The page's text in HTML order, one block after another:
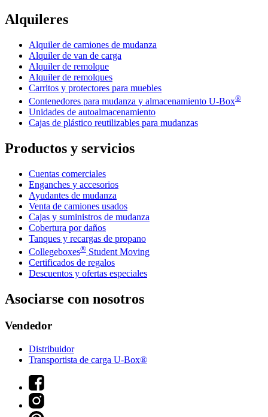
Alquileres
Alquiler de camiones de mudanza
Alquiler de van de carga
Alquiler de remolque
Alquiler de remolques
Carritos y protectores para muebles
Contenedores para mudanza y almacenamiento U-Box®
Unidades de autoalmacenamiento
Cajas de plástico reutilizables para mudanzas
Productos y servicios
Cuentas comerciales
Enganches y accesorios
Ayudantes de mudanza
Venta de camiones usados
Cajas y suministros de mudanza
Cobertura por daños
Tanques y recargas de propano
Collegeboxes® Student Moving
Certificados de regalos
Descuentos y ofertas especiales
Asociarse con nosotros
Vendedor
Distribuidor
Transportista de carga U-Box®